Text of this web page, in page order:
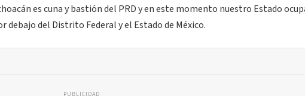
es cuna y bastión del PRD y en este momento nuestro Estado
del Distrito Federal y el Estado de México.